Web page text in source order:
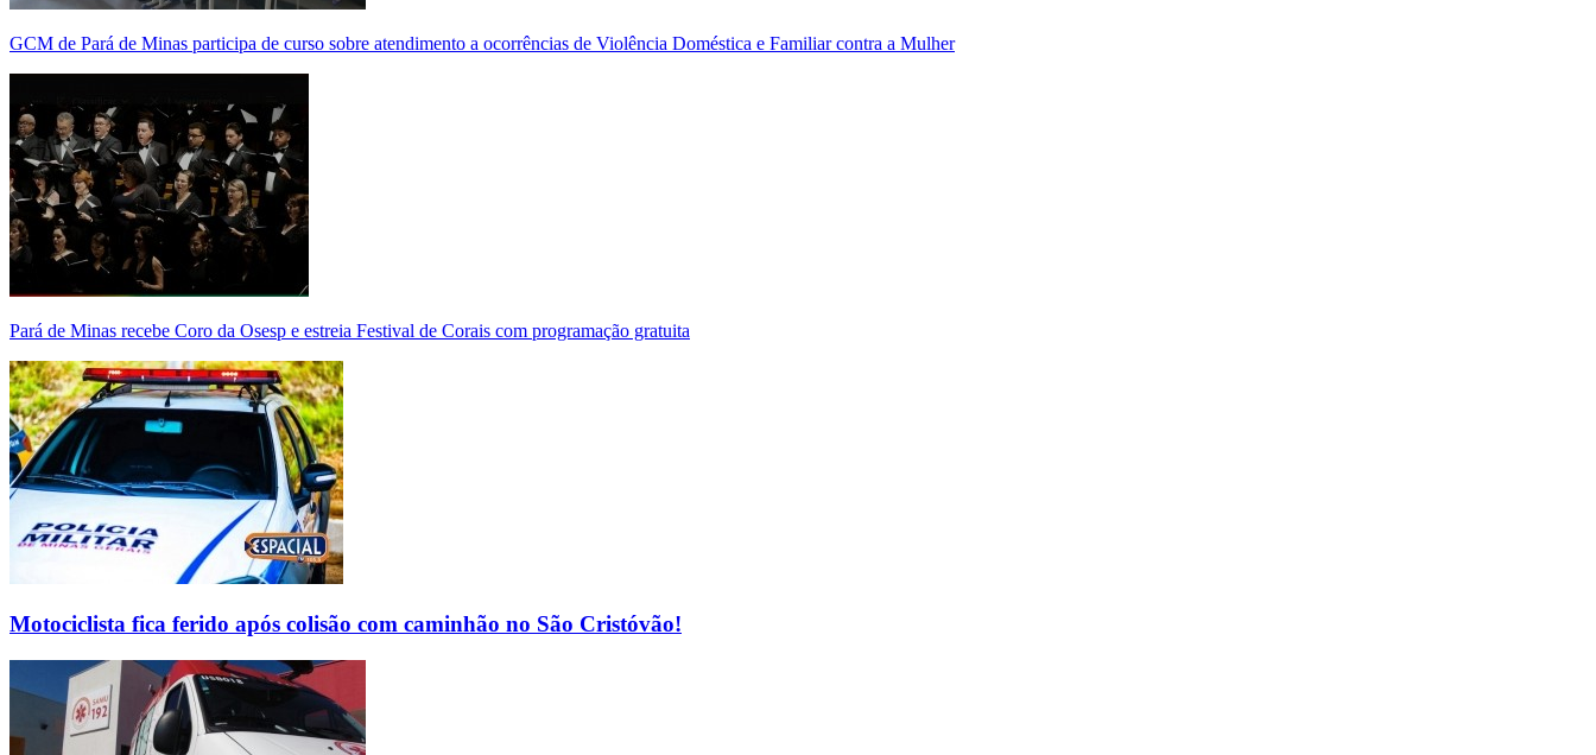
GCM de Pará de Minas participa de curso sobre atendimento a ocorrências de Violência Doméstica e Familiar contra a Mulher
Pará de Minas recebe Coro da Osesp e estreia Festival de Corais com programação gratuita
Motociclista fica ferido após colisão com caminhão no São Cristóvão!